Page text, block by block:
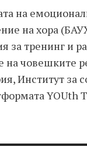
на
на хора
за тренинг и
на човешките
Институт за
YOUth